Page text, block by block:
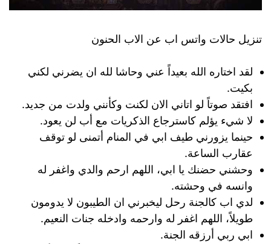
تنزيل حالات واتس اب عن الاب الحنون
لقد اختاره الله بعيداً عني وحاشا لله ان يضرني لكني
بكيت.
افتقد صوتاً لو اتاني الان لكنت وكأنني ولدت من جديد.
لا شيء يؤلم كاسترجاع الذكريات مع أب لن يعود.
حينما يزورني طيف ابي في المنام أتمنى لو توقف
عقارب الساعة.
وحشني حضنك يا ابي، اللهم ارحم والدي واغفر له
وانسه في وحشته.
لدي اب كالجنة رحل ليخبرني ان الطيبون لا يدومون
طويلاً، اللهم اغفر له وارحمه وادخله جنات النعيم.
ابي ربي أرزقه الجنة.